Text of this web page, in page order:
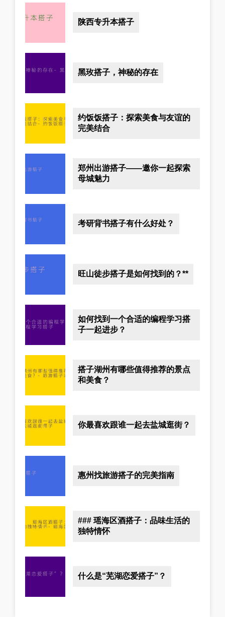
陕西专升本搭子
黑玫搭子，神秘的存在
约饭饭搭子：探索美食与友谊的
完美结合
郑州出游搭子——邀你一起探索
母城魅力
考研背书搭子有什么好处？
旺山徒步搭子是如何找到的？**
如何找到一个合适的编程学习搭
子一起进步？
搭子湖州有哪些值得推荐的景点
和美食？
你最喜欢跟谁一起去盐城逛街？
惠州找旅游搭子的完美指南
### 瑶海区酒搭子：品味生活的
独特情怀
什么是“芜湖恋爱搭子”？